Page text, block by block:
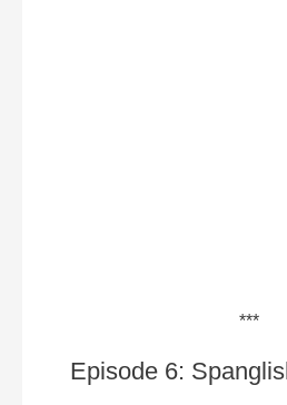
***
Episode 6: